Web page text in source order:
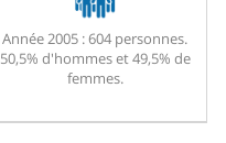
Année 2005 :604 personnes.
50,5% d'hommes et 49,5% de
femmes.